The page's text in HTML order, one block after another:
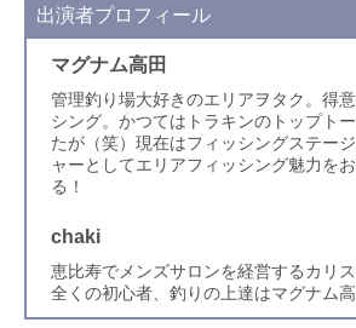
出演者プロフィール
マグナム高田
管理釣り場大好きのエリアヲタク。得
シング。かつてはトラキンのトップト
たが（笑）現在はフィッシングステー
ャーとしてエリアフィッシング魅力を
る！
chaki
恵比寿でメンズサロンを経営するカリ
全くの初心者、釣りの上達はマグナム